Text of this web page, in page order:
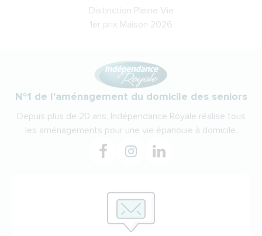
Distinction Pleine Vie
1er prix Maison 2026
N°1 de l'aménagement du domicile des seniors
Depuis plus de 20 ans, Indépendance Royale réalise tous
les aménagements pour une vie épanouie à domicile.